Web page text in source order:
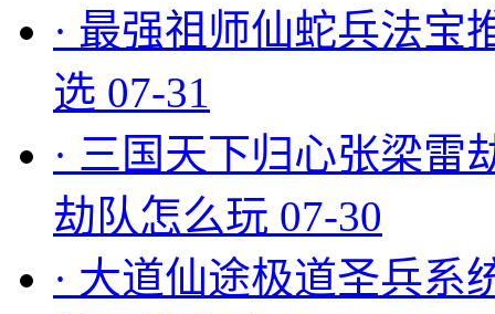
· 最强祖师仙蛇兵法宝
选 07-31
· 三国天下归心张梁雷
劫队怎么玩 07-30
· 大道仙途极道圣兵系